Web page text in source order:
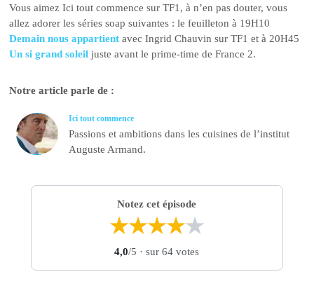
Vous aimez Ici tout commence sur TF1, à n’en pas douter, vous
allez adorer les séries soap suivantes : le feuilleton à 19H10
Demain nous appartientavec Ingrid Chauvin sur TF1 et à 20H45
Un si grand soleil juste avant le prime-time de France 2.
Notre article parle de :
Ici tout commence
Passions et ambitions dans les cuisines de l’institut
Auguste Armand.
Notez cet épisode
★★★★★
4,0/5 · sur 64 votes